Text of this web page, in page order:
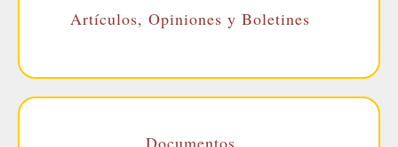
Artículos, Opiniones y Boletines
Documentos